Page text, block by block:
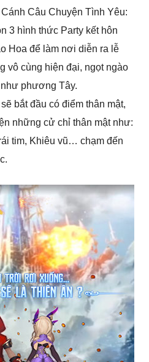
Câu Chuyện Tình Yêu:
3 hình thức Party kết hôn
Hoa để làm nơi diễn ra lễ
vô cùng hiện đại, ngọt ngào
phương Tây.
bắt đầu có điểm thân mật,
những cử chỉ thân mật như:
tim, Khiêu vũ… chạm đến